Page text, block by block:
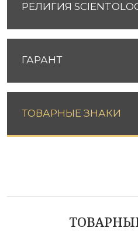
РЕЛИГИЯ
ГАРАНТ
ТОВАРНЫЕ ЗНАКИ